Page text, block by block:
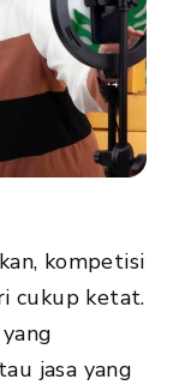
kompetisi
cukup ketat.
jasa yang